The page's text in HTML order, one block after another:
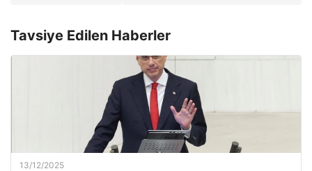
Tavsiye Edilen Haberler
13/12/2025